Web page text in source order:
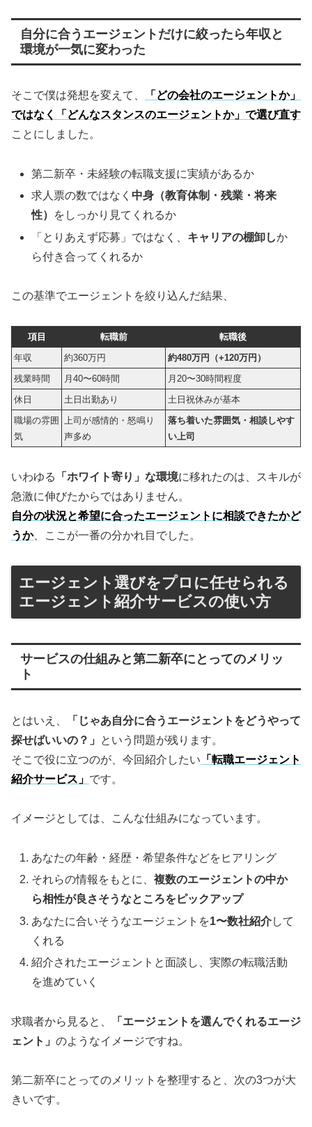
自分に合うエージェントだけに絞ったら年収と
環境が一気に変わった
そこで僕は発想を変えて、
「どの会社のエージェントか」
ではなく「どんなスタンスのエージェントか」で選び直す
ことにしました。
第二新卒・未経験の転職支援に実績があるか
求人票の数ではなく 中身（教育体制・残業・将来
性）
をしっかり見てくれるか
「とりあえず応募」ではなく、 キャリアの棚卸しか
ら付き合ってくれるか
この基準でエージェントを絞り込んだ結果、
項目 転職前
転職後
年収
約360万円
約480万円（+120万円）
残業時間
月40〜60時間
月20〜30時間程度
休日
土日出勤あり
土日祝休みが基本
職場の雰囲
気
上司が感情的・怒鳴り
声多め
落ち着いた雰囲気・相談しやす
い上司
いわゆる 「ホワイト寄り」な環境に移れたのは、スキルが
急激に伸びたからではありません。
自分の状況と希望に合ったエージェントに相談できたかど
うか、ここが一番の分かれ目でした。
エージェント選びをプロに任せられる
エージェント紹介サービスの使い方
サービスの仕組みと第二新卒にとってのメリッ
ト
とはいえ、
「じゃあ自分に合うエージェントをどうやって
探せばいいの？」
という問題が残ります。
そこで役に立つのが、今回紹介したい 「転職エージェント
紹介サービス」 です。
イメージとしては、こんな仕組みになっています。
あなたの年齢・経歴・希望条件などをヒアリング
それらの情報をもとに、複数のエージェントの中か
ら相性が良さそうなところをピックアップ
あなたに合いそうなエージェントを1〜数社紹介して
くれる
紹介されたエージェントと面談し、実際の転職活動
を進めていく
求職者から見ると、
「エージェントを選んでくれるエージ
ェント」 のようなイメージですね。
第二新卒にとってのメリットを整理すると、次の3つが大
きいです。